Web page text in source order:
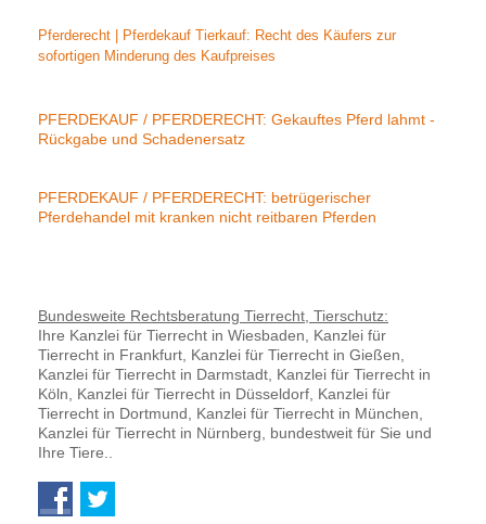
Pferderecht | Pferdekauf Tierkauf: Recht des Käufers zur
sofortigen Minderung des Kaufpreises
PFERDEKAUF / PFERDERECHT: Gekauftes Pferd lahmt -
Rückgabe und Schadenersatz
PFERDEKAUF / PFERDERECHT: betrügerischer
Pferdehandel mit kranken nicht reitbaren Pferden
Bundesweite Rechtsberatung Tierrecht, Tierschutz:
Ihre Kanzlei für Tierrecht in Wiesbaden, Kanzlei für
Tierrecht in Frankfurt, Kanzlei für Tierrecht in Gießen,
Kanzlei für Tierrecht in Darmstadt, Kanzlei für Tierrecht in
Köln, Kanzlei für Tierrecht in Düsseldorf, Kanzlei für
Tierrecht in Dortmund, Kanzlei für Tierrecht in München,
Kanzlei für Tierrecht in Nürnberg, bundestweit für Sie und
Ihre Tiere..